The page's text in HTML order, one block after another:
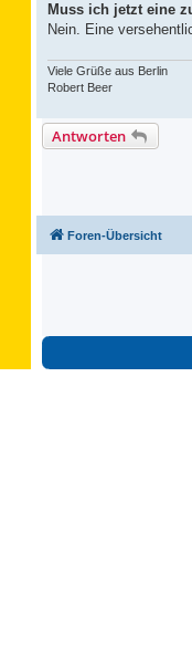
Muss ich jetzt eine
Nein. Eine
Viele Grüße aus Berlin
Robert Beer
Antworten
Foren-Übersicht